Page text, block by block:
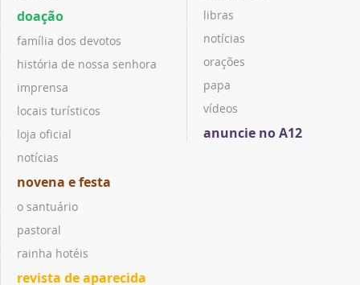
doação
família dos devotos
história de nossa senhora
imprensa
locais turísticos
loja oficial
notícias
novena e festa
o santuário
pastoral
rainha hotéis
revista de aparecida
libras
notícias
orações
papa
vídeos
anuncie no A12